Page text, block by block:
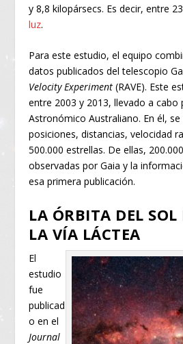
y 8,8 kilopársecs. Es decir, entre
luz.
Para este estudio, el equipo
datos publicados del telescopio
Velocity Experiment (RAVE). Este
entre 2003 y 2013, llevado a
Astronómico Australiano. En él, se
posiciones, distancias, velocidad
500.000 estrellas. De ellas,
observadas por Gaia y la
esa primera publicación.
LA ÓRBITA DEL SOL
LA VÍA LÁCTEA
El
estudio
fue
publicad
o en el
Journal